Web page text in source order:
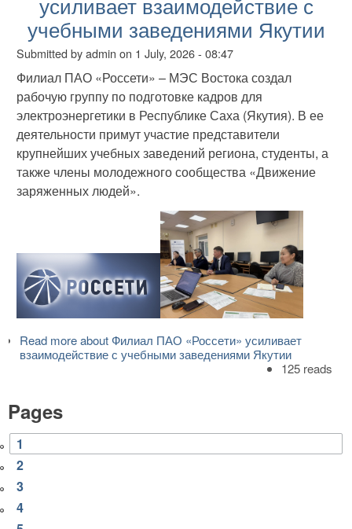
учебными заведениями Якутии
Submitted byadmin on 1 July, 2026 - 08:47
Филиал ПАО «Россети» – МЭС Востока создал
рабочую группу по подготовке кадров для
электроэнергетики в Республике Саха (Якутия). В ее
деятельности примут участие представители
крупнейших учебных заведений региона, студенты, а
также члены молодежного сообщества «Движение
заряженных людей».
Read moreabout Филиал ПАО «Россети» усиливает
взаимодействие с учебными заведениями Якутии
125 reads
Pages
1
2
3
4